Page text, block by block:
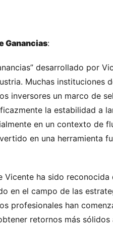
Ganancias:
desarrollado por
Muchas instituciones
inversores un marco de
la estabilidad a
en un contexto de
en una herramienta
ha sido
en el campo de las
profesionales han
retornos más